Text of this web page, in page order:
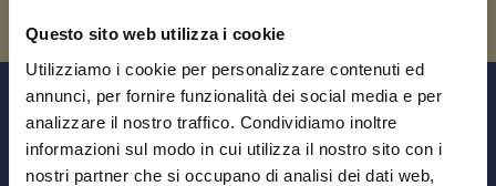
Questo sito web utilizza i cookie
Utilizziamo i cookie per personalizzare contenuti ed
annunci, per fornire funzionalità dei social media e per
analizzare il nostro traffico. Condividiamo inoltre
informazioni sul modo in cui utilizza il nostro sito con i
nostri partner che si occupano di analisi dei dati web,
Find